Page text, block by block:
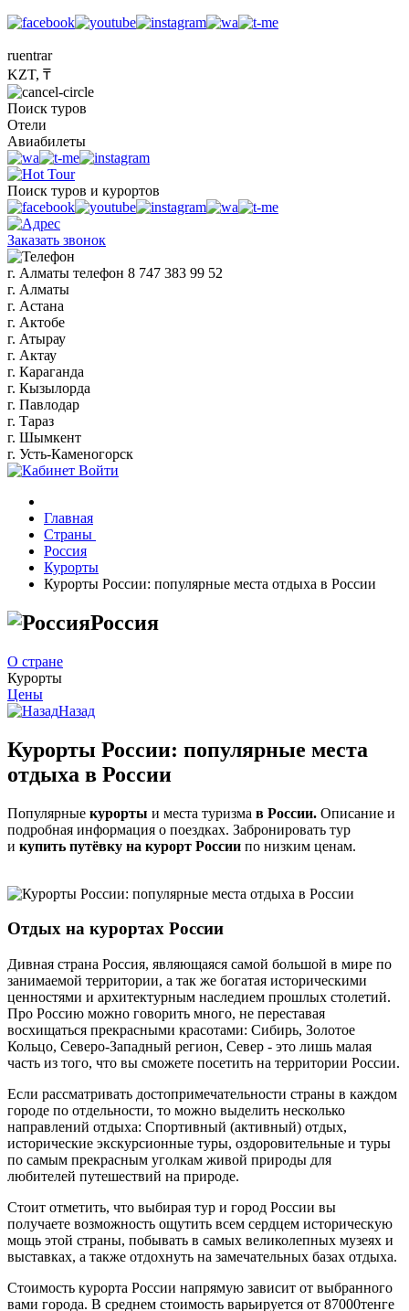
ruentrar
KZT, ₸
Поиск туров
Отели
Авиабилеты
Поиск туров и курортов
Заказать звонок
г. Алматы телефон 8 747 383 99 52
г. Алматы
г. Астана
г. Актобе
г. Атырау
г. Актау
г. Караганда
г. Кызылорда
г. Павлодар
г. Тараз
г. Шымкент
г. Усть-Каменогорск
Войти
Главная
Страны
Россия
Курорты
Курорты России: популярные места отдыха в России
Россия
О стране
Курорты
Цены
Назад
Курорты России: популярные места
отдыха в России
Популярные курорты и места туризма в России. Описание и
подробная информация о поездках. Забронировать тур
и купить путёвку на курорт России по низким ценам.
Отдых на курортах России
Дивная страна Россия, являющаяся самой большой в мире по
занимаемой территории, а так же богатая историческими
ценностями и архитектурным наследием прошлых столетий.
Про Россию можно говорить много, не переставая
восхищаться прекрасными красотами: Сибирь, Золотое
Кольцо, Северо-Западный регион, Север - это лишь малая
часть из того, что вы сможете посетить на территории России.
Если рассматривать достопримечательности страны в каждом
городе по отдельности, то можно выделить несколько
направлений отдыха: Спортивный (активный) отдых,
исторические экскурсионные туры, оздоровительные и туры
по самым прекрасным уголкам живой природы для
любителей путешествий на природе.
Стоит отметить, что выбирая тур и город России вы
получаете возможность ощутить всем сердцем историческую
мощь этой страны, побывать в самых великолепных музеях и
выставках, а также отдохнуть на замечательных базах отдыха.
Стоимость курорта России напрямую зависит от выбранного
вами города. В среднем стоимость варьируется от 87000тенге